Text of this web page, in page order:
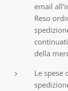
email
Reso
della
Le spese